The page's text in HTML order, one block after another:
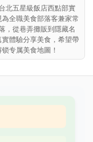
北五星級飯店西點部實
全職美食部落客兼家常
，從巷弄攤販到隱藏名
體驗分享美食，希望帶
专属美食地圖！